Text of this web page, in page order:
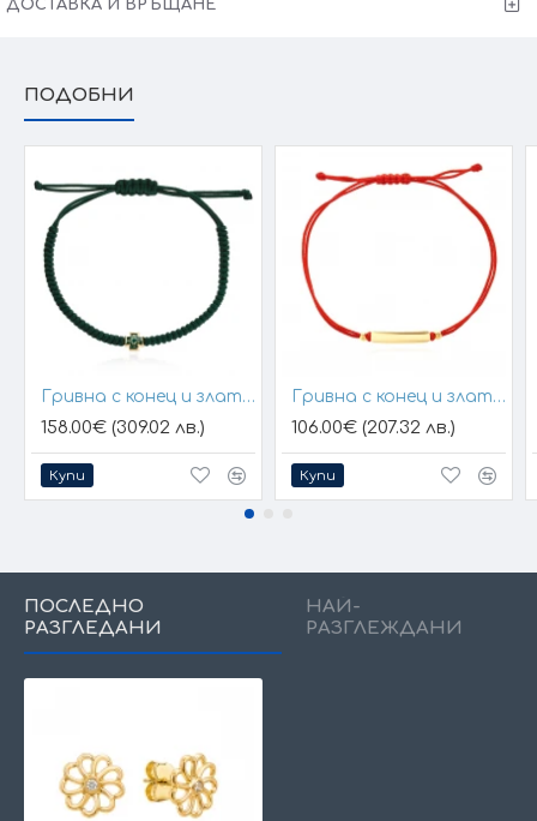
•Гаранция от 6 месеца за модела
Заблести още сега... заедно с Victoria Gold!
* Крайната цена и теглото може да варират (+/- 10%), тъй като нашите
продукти се изработват ръчно. При онлайн поръчка ще се свържем с Вас,
за да уточним всички характеристики, размери и изисквания за
изработката.
ДОСТАВКА И ВРЪЩАНЕ
ПОДОБНИ
Гривна с конец и златен елемент кръст
158.00€ (309.02 лв.)
Купи
Гривна с конец и златна плочка за гравиране
106.00€ (207.32 лв.)
Купи
ПОСЛЕДНО
РАЗГЛЕДАНИ
НАЙ-
РАЗГЛЕЖДАНИ